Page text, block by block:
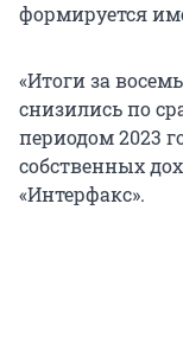
формируется
«Итоги за
снизились по
периодом 2023
собственных
«Интерфакс».